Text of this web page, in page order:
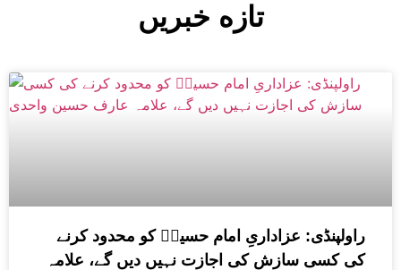
تازه خبریں
راولپنڈی: عزاداریِ امام حسینؑ کو محدود کرنے
کی کسی سازش کی اجازت نہیں دیں گے، علامہ